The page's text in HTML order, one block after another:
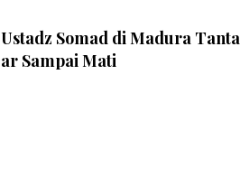
Somad di Madura
Sampai Mati